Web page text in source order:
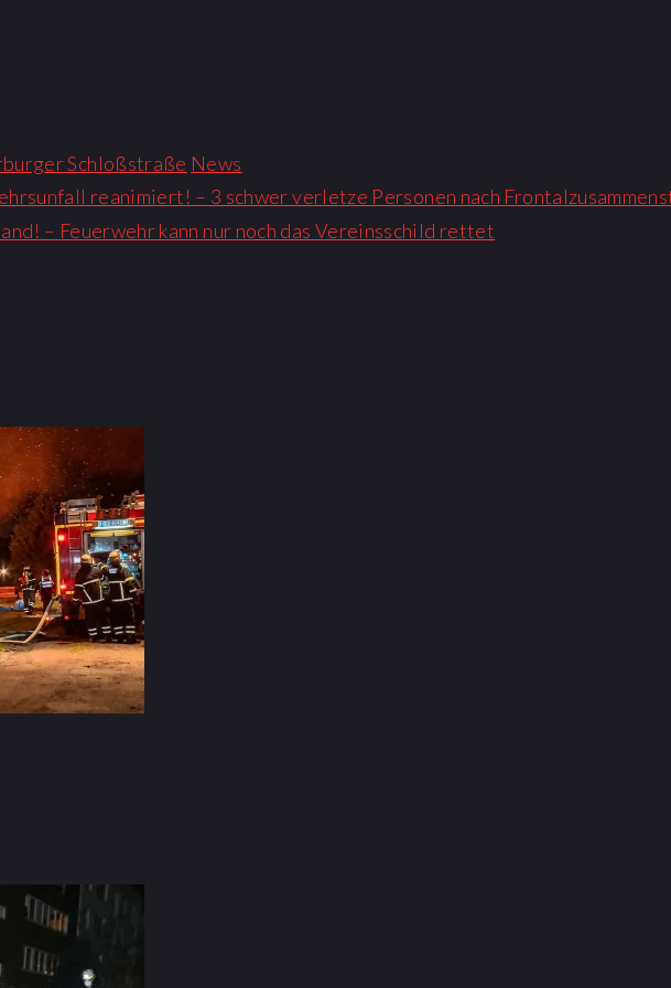
Schloßstraße News
reanimiert! – 3 schwer verletze Personen nach
– Feuerwehr kann nur noch das Vereinsschild rettet